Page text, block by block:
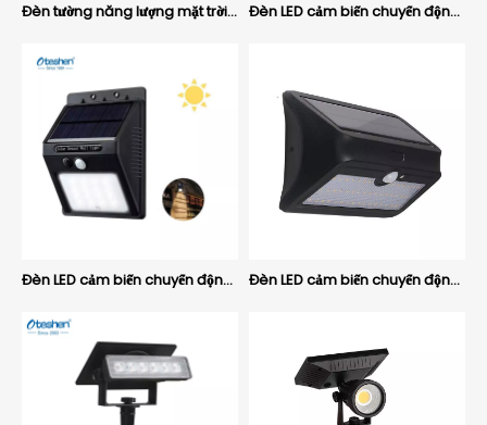
Đèn tường năng lượng mặt trời LED 4,5W ABS có cảm biến chuyển động, đèn hiên an ninh ngoài trời IP44 Oteshen SL1924 Đèn LED cảm biến chuyển động PC 0,8W Đèn tường năng lượng mặt trời, Đèn hiên an ninh ngoài trời IP44 Oteshen SL1805
Đèn LED cảm biến chuyển động PC 0,8W Đèn tường năng lượng mặt trời, Đèn an ninh ngoài trời IP44 Oteshen SL1801 Đèn LED cảm biến chuyển động PC 1,5W Đèn tường năng lượng mặt trời, Đèn an ninh ngoài trời IP44 Oteshen SL1804